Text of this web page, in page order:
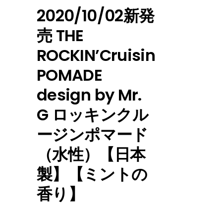
2020/10/02新発
売 THE
ROCKIN’Cruisin
POMADE
design by Mr.
G ロッキンクル
ージンポマード
（水性）【日本
製】【ミントの
香り】